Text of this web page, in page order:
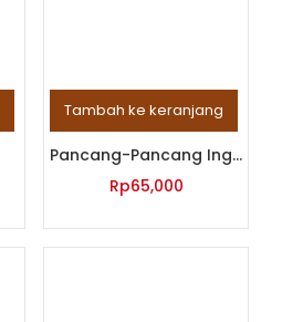
Tambah ke keranjang
Pancang-Pancang Ingatan
Rp65,000